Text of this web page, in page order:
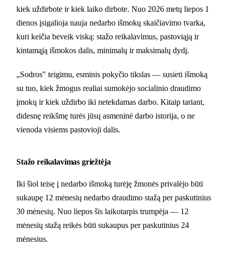
kiek uždirbote ir kiek laiko dirbote. Nuo 2026 metų liepos 1
dienos įsigalioja nauja nedarbo išmokų skaičiavimo tvarka,
kuri keičia beveik viską: stažo reikalavimus, pastoviąją ir
kintamąją išmokos dalis, minimalų ir maksimalų dydį.
„Sodros" teigimu, esminis pokyčio tikslas — susieti išmoką
su tuo, kiek žmogus realiai sumokėjo socialinio draudimo
įmokų ir kiek uždirbo iki netekdamas darbo. Kitaip tariant,
didesnę reikšmę turės jūsų asmeninė darbo istorija, o ne
vienoda visiems pastovioji dalis.
Stažo reikalavimas griežtėja
Iki šiol teisę į nedarbo išmoką turėję žmonės privalėjo būti
sukaupę 12 mėnesių nedarbo draudimo stažą per paskutinius
30 mėnesių. Nuo liepos šis laikotarpis trumpėja — 12
mėnesių stažą reikės būti sukaupus per paskutinius 24
mėnesius.